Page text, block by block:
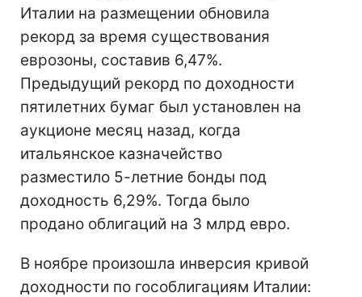
Италии на размещении обновила
рекорд за время существования
еврозоны, составив 6,47%.
Предыдущий рекорд по доходности
пятилетних бумаг был установлен на
аукционе месяц назад, когда
итальянское казначейство
разместило 5-летние бонды под
доходность 6,29%. Тогда было
продано облигаций на 3 млрд евро.
В ноябре произошла инверсия кривой
доходности по гособлигациям Италии: